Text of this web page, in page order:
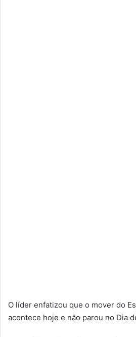
O líder enfatizou que o mover do
acontece hoje e não parou no Dia